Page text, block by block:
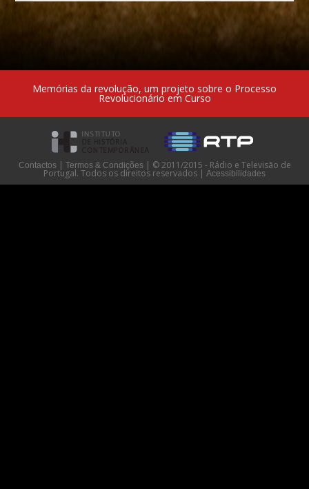
Memórias da revolução, um projeto sobre o Processo
Revolucionário em Curso
Contactos | Termos & Condições | © 2011/2015 - Rádio e Televisão de
Portugal. Todos os direitos reservados | Acessibilidades